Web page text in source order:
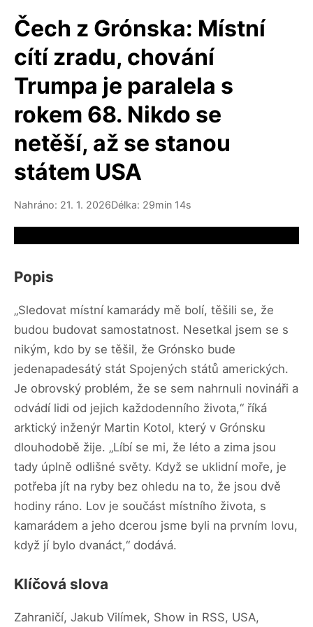
Čech z Grónska: Místní
cítí zradu, chování
Trumpa je paralela s
rokem 68. Nikdo se
netěší, až se stanou
státem USA
Nahráno: 21. 1. 2026Délka: 29min 14s
Popis
„Sledovat místní kamarády mě bolí, těšili se, že
budou budovat samostatnost. Nesetkal jsem se s
nikým, kdo by se těšil, že Grónsko bude
jedenapadesátý stát Spojených států amerických.
Je obrovský problém, že se sem nahrnuli novináři a
odvádí lidi od jejich každodenního života,“ říká
arktický inženýr Martin Kotol, který v Grónsku
dlouhodobě žije. „Líbí se mi, že léto a zima jsou
tady úplně odlišné světy. Když se uklidní moře, je
potřeba jít na ryby bez ohledu na to, že jsou dvě
hodiny ráno. Lov je součást místního života, s
kamarádem a jeho dcerou jsme byli na prvním lovu,
když jí bylo dvanáct,“ dodává.
Klíčová slova
Zahraničí, Jakub Vilímek, Show in RSS, USA,